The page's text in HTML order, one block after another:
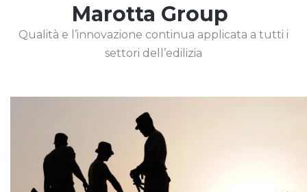
Marotta Group
Qualità e l’innovazione continua applicata a tutti i
settori dell’edilizia